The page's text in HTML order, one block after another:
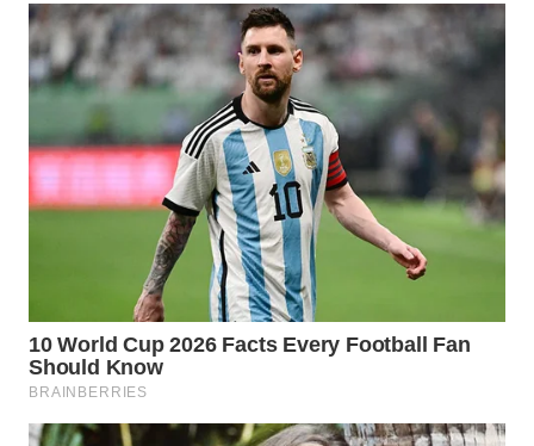
WN
KUNINGAN
WN
MAJALENGKA
SUKABUMI
WN
PURWAKARTA